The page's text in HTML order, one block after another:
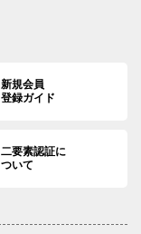
新規会員
登録ガイド
二要素認証に
ついて